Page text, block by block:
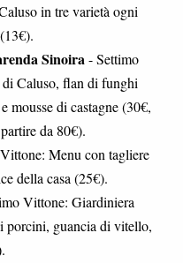
in tre varietà ogni
Sinoira- Settimo
Caluso, flan di funghi
mousse di castagne (30€,
da 80€).
Menu con tagliere
della casa (25€).
Vittone: Giardiniera
porcini, guancia di vitello,